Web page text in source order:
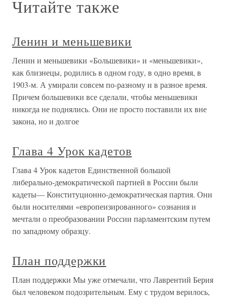
Читайте также
Ленин и меньшевики
Ленин и меньшевики «Большевики» и «меньшевики»,
как близнецы, родились в одном году, в одно время, в
1903-м. А умирали совсем по-разному и в разное время.
Причем большевики все сделали, чтобы меньшевики
никогда не поднялись. Они не просто поставили их вне
закона, но и долгое
Глава 4 Урок кадетов
Глава 4 Урок кадетов Единственной большой
либерально-демократической партией в России были
кадеты— Конституционно-демократическая партия. Они
были носителями «европеизированного» сознания и
мечтали о преобразовании России парламентским путем
по западному образцу.
План поддержки
План поддержки Мы уже отмечали, что Лаврентий Берия
был человеком подозрительным. Ему с трудом верилось,